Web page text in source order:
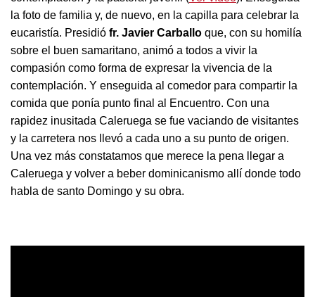
la foto de familia y, de nuevo, en la capilla para celebrar la
eucaristía. Presidió fr. Javier Carballo que, con su homilía
sobre el buen samaritano, animó a todos a vivir la
compasión como forma de expresar la vivencia de la
contemplación. Y enseguida al comedor para compartir la
comida que ponía punto final al Encuentro. Con una
rapidez inusitada Caleruega se fue vaciando de visitantes
y la carretera nos llevó a cada uno a su punto de origen.
Una vez más constatamos que merece la pena llegar a
Caleruega y volver a beber dominicanismo allí donde todo
habla de santo Domingo y su obra.